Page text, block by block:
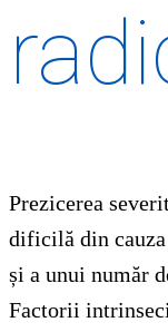
Prezicerea
dificilă din
și a unui număr
Factorii